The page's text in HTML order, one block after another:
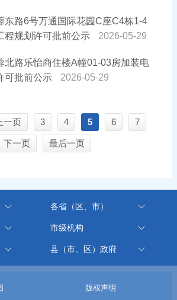
东路6号万通国际花园C座C4栋1-4
程规划许可批前公示
2026-05-29
北路乐怡商住楼A幢01-03房加装电
可批前公示
2026-05-29
上一页 3 4 5 6 7
下一页 最后一页
各省（区、市）
市级机构
县（市、区）政府
版权声明